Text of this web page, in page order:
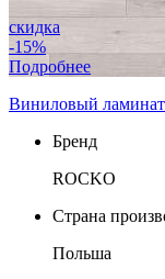
скидка
-15%
Подробнее
Виниловый
Бренд
ROCKO
Страна
Польша